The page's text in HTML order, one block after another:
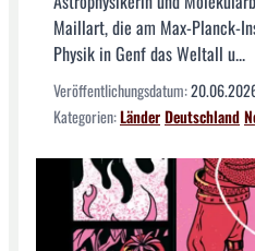
Maillart, die am Max-Planck-
Physik in Genf das Weltall u...
Veröffentlichungsdatum:
Kategorien:LänderDeutschland